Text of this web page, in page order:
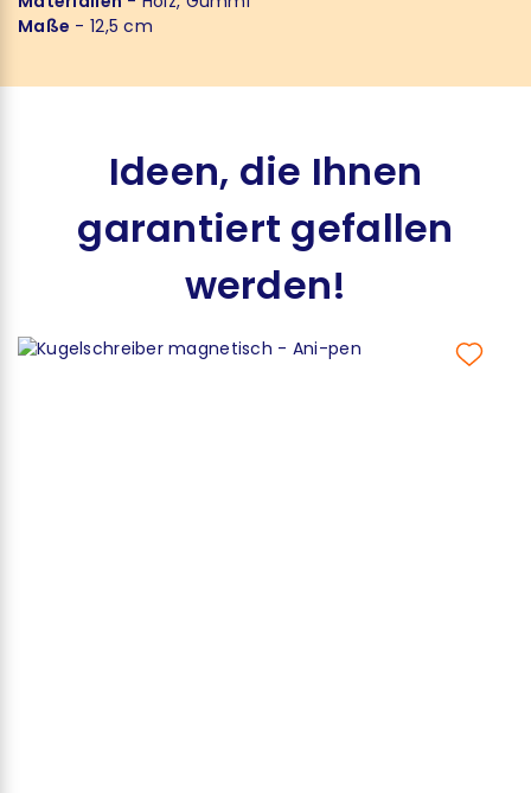
Maße - 12,5 cm
Ideen, die Ihnen
garantiert gefallen
werden!